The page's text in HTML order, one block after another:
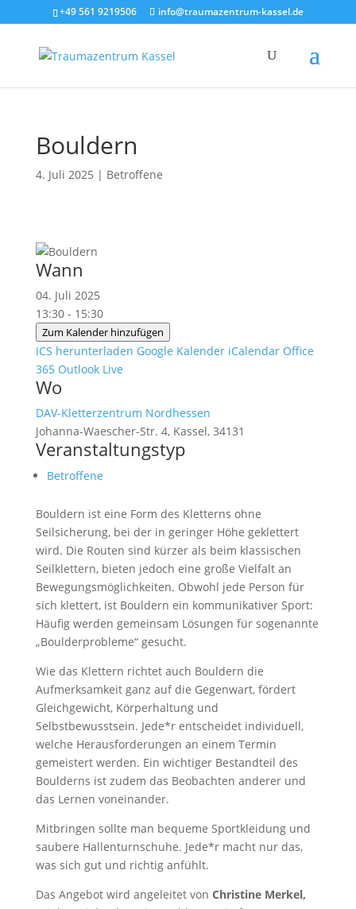
+49 561 9219506 info@traumazentrum-kassel.de
Bouldern
4. Juli 2025 | Betroffene
Wann
04. Juli 2025
13:30 - 15:30
Zum Kalender hinzufügen
ICS herunterladen Google Kalender iCalendar Office
365 Outlook Live
Wo
DAV-Kletterzentrum Nordhessen
Johanna-Waescher-Str. 4, Kassel, 34131
Veranstaltungstyp
Betroffene
Bouldern ist eine Form des Kletterns ohne
Seilsicherung, bei der in geringer Höhe geklettert
wird. Die Routen sind kürzer als beim klassischen
Seilklettern, bieten jedoch eine große Vielfalt an
Bewegungsmöglichkeiten. Obwohl jede Person für
sich klettert, ist Bouldern ein kommunikativer Sport:
Häufig werden gemeinsam Lösungen für sogenannte
„Boulderprobleme“ gesucht.
Wie das Klettern richtet auch Bouldern die
Aufmerksamkeit ganz auf die Gegenwart, fördert
Gleichgewicht, Körperhaltung und
Selbstbewusstsein. Jede*r entscheidet individuell,
welche Herausforderungen an einem Termin
gemeistert werden. Ein wichtiger Bestandteil des
Boulderns ist zudem das Beobachten anderer und
das Lernen voneinander.
Mitbringen sollte man bequeme Sportkleidung und
saubere Hallenturnschuhe. Jede*r macht nur das,
was sich gut und richtig anfühlt.
Das Angebot wird angeleitet von Christine Merkel,